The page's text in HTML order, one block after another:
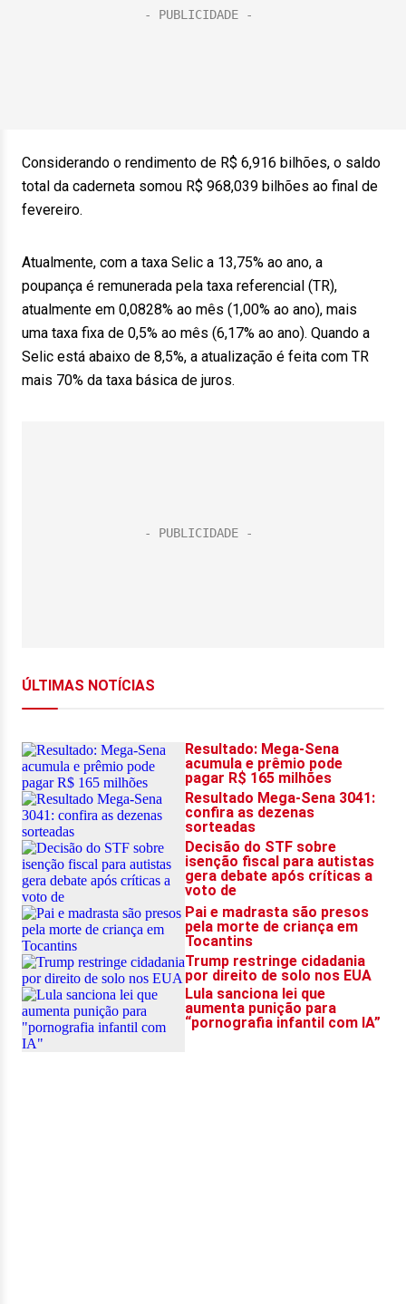
Considerando o rendimento de R$ 6,916 bilhões, o saldo
total da caderneta somou R$ 968,039 bilhões ao final de
fevereiro.
Atualmente, com a taxa Selic a 13,75% ao ano, a
poupança é remunerada pela taxa referencial (TR),
atualmente em 0,0828% ao mês (1,00% ao ano), mais
uma taxa fixa de 0,5% ao mês (6,17% ao ano). Quando a
Selic está abaixo de 8,5%, a atualização é feita com TR
mais 70% da taxa básica de juros.